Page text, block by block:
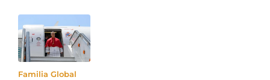
Familia Global